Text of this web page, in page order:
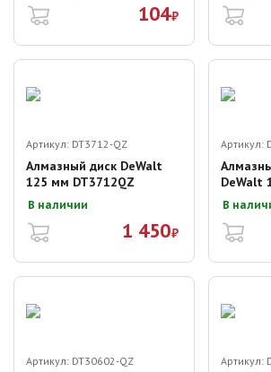
104₽
Артикул: DT3712-QZ
Алмазный диск DeWalt
125 мм DT3712QZ
В наличии
1 450₽
Артикул:
DeWalt
В
Артикул: DT30602-QZ Артикул: